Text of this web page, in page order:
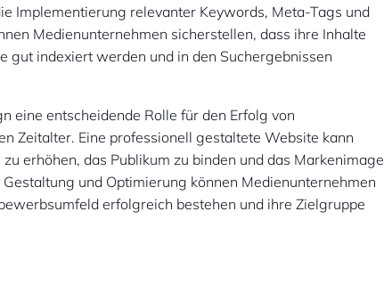
Implementierung relevanter Keywords, Meta-Tags und
Medienunternehmen sicherstellen, dass ihre Inhalte
gut indexiert werden und in den Suchergebnissen
eine entscheidende Rolle für den Erfolg von
Zeitalter. Eine professionell gestaltete Website kann
erhöhen, das Publikum zu binden und das Markenimage
und Optimierung können Medienunternehmen
erfolgreich bestehen und ihre Zielgruppe